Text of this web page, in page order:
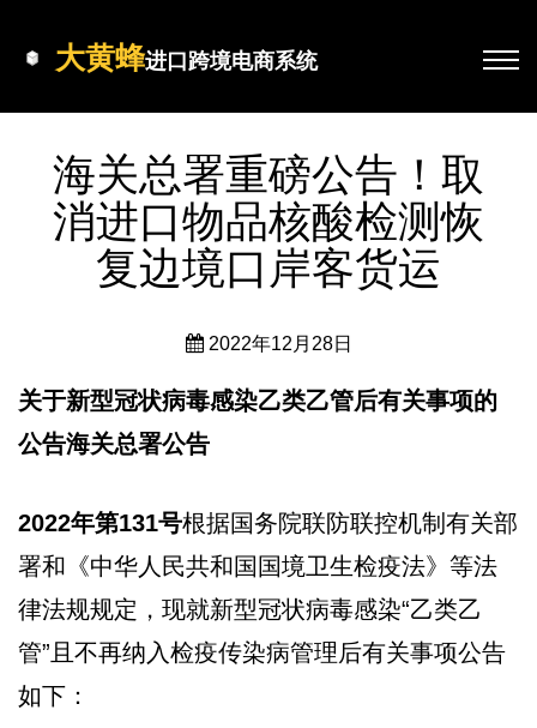
大黄蜂进口跨境电商系统
海关总署重磅公告！取
消进口物品核酸检测恢
复边境口岸客货运
2022年12月28日
关于新型冠状病毒感染乙类乙管后有关事项的
公告海关总署公告
2022年第131号根据国务院联防联控机制有关部
署和《中华人民共和国国境卫生检疫法》等法
律法规规定，现就新型冠状病毒感染“乙类乙
管”且不再纳入检疫传染病管理后有关事项公告
如下：